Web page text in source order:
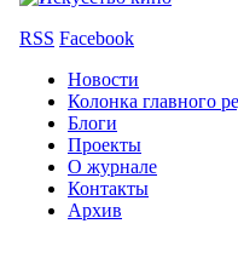
RSS Facebook
Новости
Колонка главного
Блоги
Проекты
О журнале
Контакты
Архив